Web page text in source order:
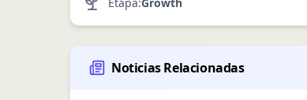
Noticias Relacionadas